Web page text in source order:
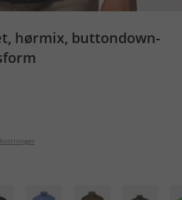
hørmix, buttondown-